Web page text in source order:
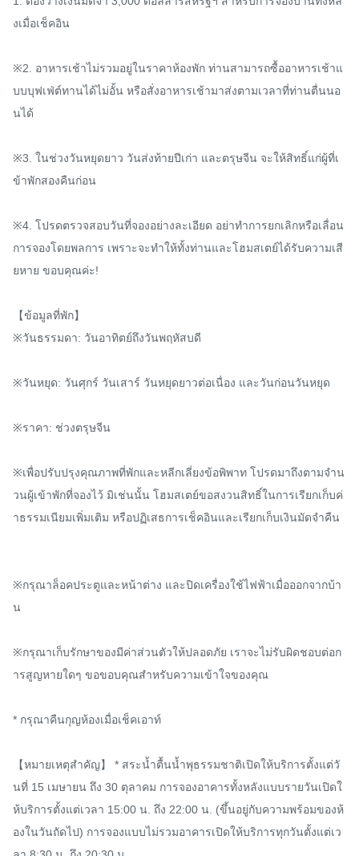
งเมื่อเช็คอิน
※2. อาหารเช้าไม่รวมอยู่ในราคาห้องพัก ท่านสามารถซื้ออาหารเช้าแ
บบบุฟเฟ่ต์ทานได้ไม่อั้น หรือสั่งอาหารเช้ามาส่งตามเวลาที่ท่านตื่นนอ
นได้
※3. ในช่วงวันหยุดยาว วันส่งท้ายปีเก่า และตรุษจีน จะให้สิทธิ์แก่ผู้ที่เ
ข้าพักสองคืนก่อน
※4. โปรดตรวจสอบวันที่จองอย่างละเอียด อย่าทำการยกเลิกหรือเลื่อน
การจองโดยพลการ เพราะจะทำให้ทั้งท่านและโฮมสเตย์ได้รับความเสี
ยหาย ขอบคุณค่ะ!
【ข้อมูลที่พัก】
※วันธรรมดา: วันอาทิตย์ถึงวันพฤหัสบดี
※วันหยุด: วันศุกร์ วันเสาร์ วันหยุดยาวต่อเนื่อง และวันก่อนวันหยุด
※ราคา: ช่วงตรุษจีน
※เพื่อปรับปรุงคุณภาพที่พักและหลีกเลี่ยงข้อพิพาท โปรดมาถึงตามจำน
วนผู้เข้าพักที่จองไว้ มิเช่นนั้น โฮมสเตย์ขอสงวนสิทธิ์ในการเรียกเก็บค่
าธรรมเนียมเพิ่มเติม หรือปฏิเสธการเช็คอินและเรียกเก็บเงินมัดจำคืน
※กรุณาล็อคประตูและหน้าต่าง และปิดเครื่องใช้ไฟฟ้าเมื่อออกจากบ้า
น
※กรุณาเก็บรักษาของมีค่าส่วนตัวให้ปลอดภัย เราจะไม่รับผิดชอบต่อก
ารสูญหายใดๆ ขอขอบคุณสำหรับความเข้าใจของคุณ
* กรุณาคืนกุญห้องเมื่อเช็คเอาท์
【หมายเหตุสำคัญ】 * สระน้ำตื้นน้ำพุธรรมชาติเปิดให้บริการตั้งแต่วั
นที่ 15 เมษายน ถึง 30 ตุลาคม การจองอาคารทั้งหลังแบบรายวันเปิดใ
ห้บริการตั้งแต่เวลา 15:00 น. ถึง 22:00 น. (ขึ้นอยู่กับความพร้อมของห้
องในวันถัดไป) การจองแบบไม่รวมอาคารเปิดให้บริการทุกวันตั้งแต่เว